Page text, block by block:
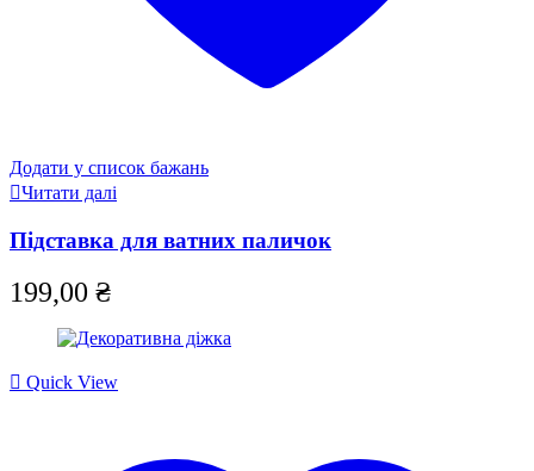
Додати у список бажань
Читати далі
Підставка для ватних паличок
199,00 ₴
Quick View